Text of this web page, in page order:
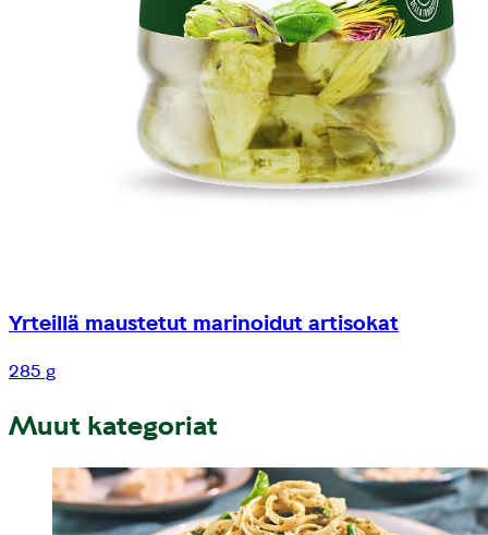
Yrteillä maustetut marinoidut artisokat
285 g
Muut kategoriat